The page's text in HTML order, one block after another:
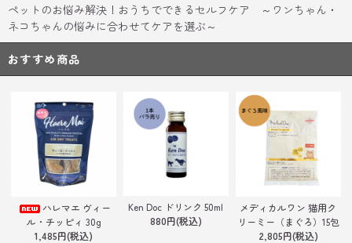
ペットのお悩み解決！おうちでできるセルフケア ～ワンちゃん・
ネコちゃんの悩みに合わせてケアを選ぶ～
おすすめ商品
ハレマエ ヴィー
ル・チッピィ 30g
1,485円(税込)
Ken Doc ドリンク 50ml
880円(税込)
メディカルワン 猫用ク
リーミー（まぐろ）15包
2,805円(税込)